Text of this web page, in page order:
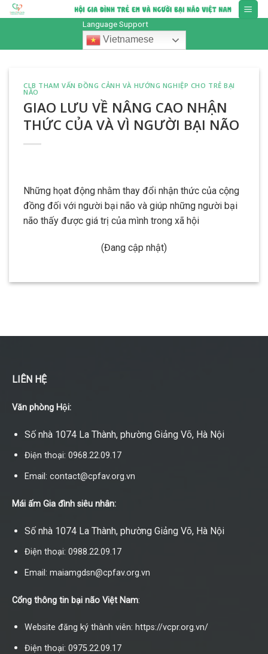
Skip
to
Language Support
Vietnamese
CLB THAM VẤN ĐỒNG CẢNH VÀ HƯỚNG NGHIỆP CHO TRẺ BẠI
NÃO
GIAO LƯU VỀ NÂNG CAO NHẬN
THỨC CỦA VÀ VÌ NGƯỜI BẠI NÃO
Những họat động nhằm thay đổi nhận thức của cộng
đồng đối với người bại não và giúp những người bại
não thấy được giá trị của mình trong xã hội
(Đang cập nhật)
LIÊN HỆ
Văn phòng Hội:
Số nhà 1074 La Thành, phường Giảng Võ, Hà Nội
Điện thoại: 0968.22.09.17
Email: contact@cpfav.org.vn
Mái ấm Gia đình siêu nhân:
Số nhà 1074 La Thành, phường Giảng Võ, Hà Nội
Điện thoại: 0988.22.09.17
Email: maiamgdsn@cpfav.org.vn
Cổng thông tin bại não Việt Nam:
Website đăng ký thành viên: https://vcpr.org.vn/
Điện thoại: 0975.22.09.17